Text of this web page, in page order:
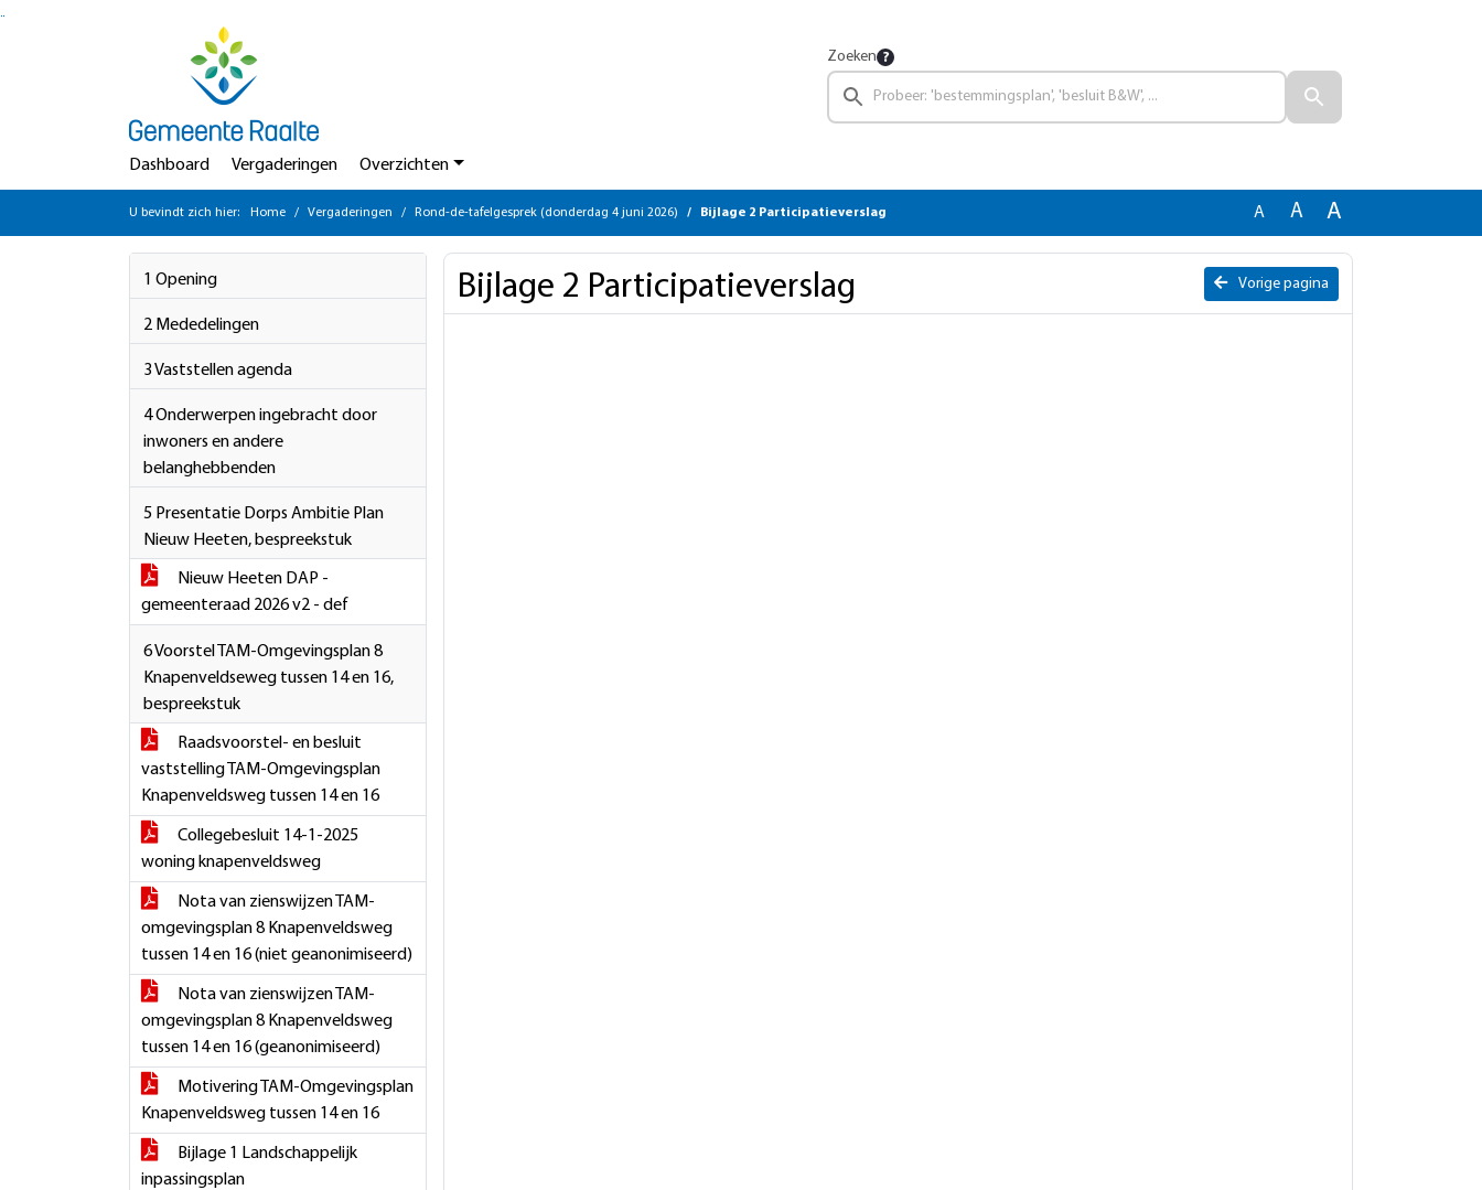
Ga naar de inhoud van deze pagina
Zoeken
Dashboard Vergaderingen Overzichten
U bevindt zich hier: Home Vergaderingen Rond-de-tafelgesprek (donderdag 4 juni 2026) Bijlage 2 Participatieverslag A A A
1 Opening
2 Mededelingen
3 Vaststellen agenda
4 Onderwerpen ingebracht door
inwoners en andere
belanghebbenden
5 Presentatie Dorps Ambitie Plan
Nieuw Heeten, bespreekstuk
Nieuw Heeten DAP -
gemeenteraad 2026 v2 - def
6 Voorstel TAM-Omgevingsplan 8
Knapenveldseweg tussen 14 en 16,
bespreekstuk
Raadsvoorstel- en besluit
vaststelling TAM-Omgevingsplan
Knapenveldsweg tussen 14 en 16
Collegebesluit 14-1-2025
woning knapenveldsweg
Nota van zienswijzen TAM-
omgevingsplan 8 Knapenveldsweg
tussen 14 en 16 (niet geanonimiseerd)
Nota van zienswijzen TAM-
omgevingsplan 8 Knapenveldsweg
tussen 14 en 16 (geanonimiseerd)
Motivering TAM-Omgevingsplan
Knapenveldsweg tussen 14 en 16
Bijlage 1 Landschappelijk
inpassingsplan
Vorige pagina
Bijlage 2 Participatieverslag